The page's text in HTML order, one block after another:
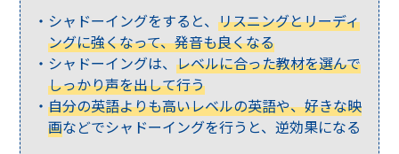
シャドーイングをすると、リスニングとリーディ
ングに強くなって、発音も良くなる
シャドーイングは、レベルに合った教材を選んで
しっかり声を出して行う
自分の英語よりも高いレベルの英語や、好きな映
画などでシャドーイングを行うと、逆効果になる